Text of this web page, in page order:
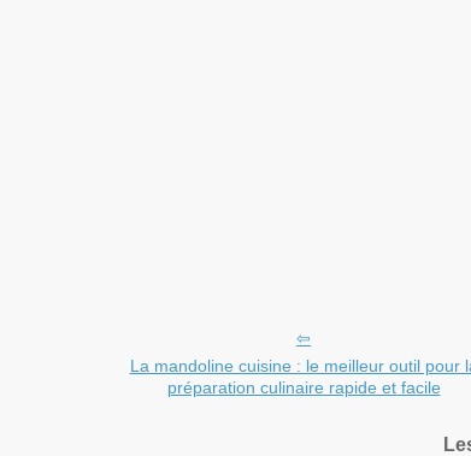
La mandoline cuisine : le meilleur outil pour
préparation culinaire rapide et facile